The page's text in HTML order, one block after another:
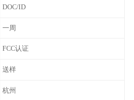
DOC/ID
一周
FCC认证
送样
杭州